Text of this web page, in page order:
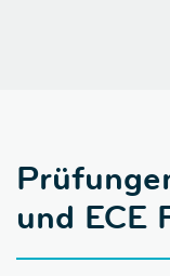
und ECE